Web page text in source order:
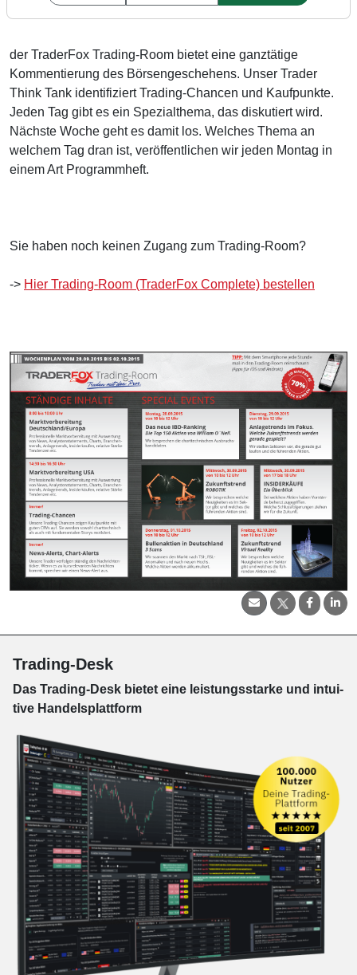
der TraderFox Trading-Room bietet eine ganztätige
Kommentierung des Börsengeschehens. Unser Trader
Think Tank identifiziert Trading-Chancen und Kaufpunkte.
Jeden Tag gibt es ein Spezialthema, das diskutiert wird.
Nächste Woche geht es damit los. Welches Thema an
welchem Tag dran ist, veröffentlichen wir jeden Montag in
einem Art Programmheft.
Sie haben noch keinen Zugang zum Trading-Room?
-> Hier Trading-Room (TraderFox Complete) bestellen
Trading-Desk
Das Trading-Desk bie­tet eine leis­tungs­star­ke und in­tui­
tive Han­dels­platt­form